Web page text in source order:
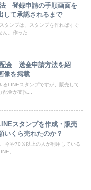
登録申請の手順画面を
て承認されるまで
タンプは、スタンプを作ればすぐ
。作った...
金 送金申請方法を紹
像を掲載
るLINEスタンプですが、販売して
金が支払...
スタンプを作成・販売
くら売れたのか？
今や70％以上の人が利用している
。...